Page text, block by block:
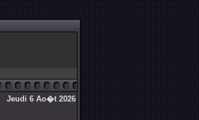
Jeudi 6 Ao�t 2026